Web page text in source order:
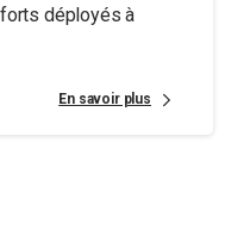
déployés à
En savoir plus